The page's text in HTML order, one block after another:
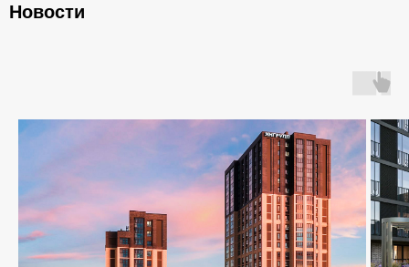
Новости
О компании
Контакты